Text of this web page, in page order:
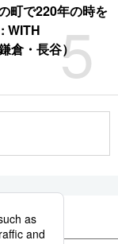
5
町で220年の時を
WITH
倉・長谷）